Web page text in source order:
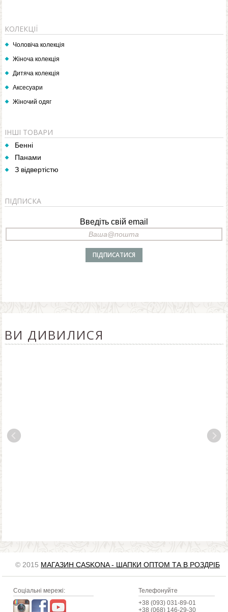
КОЛЕКЦІЇ
Чоловіча колекція
Жіноча колекція
Дитяча колекція
Аксесуари
Жіночий одяг
ІНШІ ТОВАРИ
Бенні
Панами
З відвертістю
ПІДПИСКА
Введіть свій email
ВИ ДИВИЛИСЯ
© 2015 МАГАЗИН CASKONA - ШАПКИ ОПТОМ ТА В РОЗДРІБ
Соціальні мережі:
Телефонуйте
+38 (093) 031-89-01
+38 (068) 146-29-30